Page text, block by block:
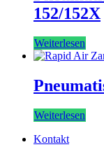
152/152X
Weiterlesen
Weiterlesen
Kontakt